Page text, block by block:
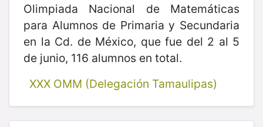
Olimpiada Nacional de Matemáticas
para Alumnos de Primaria y Secundaria
en la Cd. de México, que fue del 2 al 5
de junio, 116 alumnos en total.
XXX OMM (Delegación Tamaulipas)